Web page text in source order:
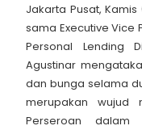
Jakarta Pusat,
sama Executive Vice
Personal Lending
Agustinar
dan bunga selama
merupakan wujud
Perseroan dalam